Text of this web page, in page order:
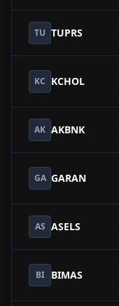
TU TUPRS
KC KCHOL
AK AKBNK
GA GARAN
AS ASELS
BI BIMAS